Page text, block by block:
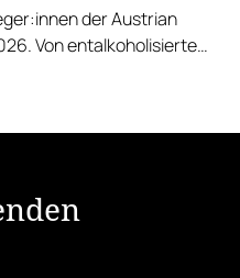
der Austrian
Von entalkoholisierten